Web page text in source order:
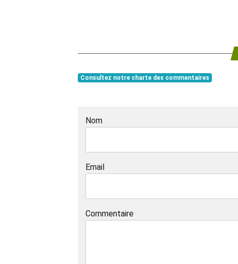
Consultez notre charte des commentaires
Nom
Email
Commentaire